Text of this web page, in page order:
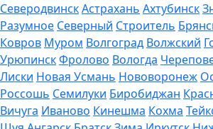
СеверодвинскАстрахань Ахтубинск
Разумное Северный Строитель
Ковров Муром Волгоград Волжский
УрюпинскФролово Вологда
Лиски Новая Усмань Нововоронеж
Россошь Семилуки Биробиджан
Вичуга Иваново Кинешма Кохма